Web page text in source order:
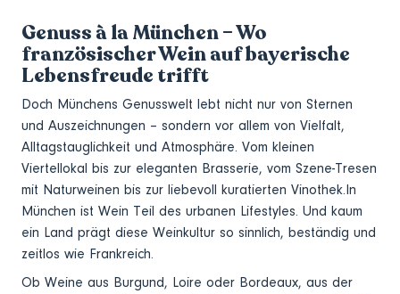
Genuss à la München – Wo
französischer Wein auf bayerische
Lebensfreude trifft
Doch Münchens Genusswelt lebt nicht nur von Sternen
und Auszeichnungen – sondern vor allem von Vielfalt,
Alltagstauglichkeit und Atmosphäre. Vom kleinen
Viertellokal bis zur eleganten Brasserie, vom Szene-Tresen
mit Naturweinen bis zur liebevoll kuratierten Vinothek.In
München ist Wein Teil des urbanen Lifestyles. Und kaum
ein Land prägt diese Weinkultur so sinnlich, beständig und
zeitlos wie Frankreich.
Ob Weine aus Burgund, Loire oder Bordeaux, aus der